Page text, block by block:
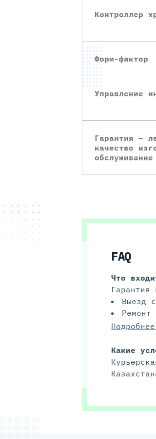
Контроллер
Форм-фактор
Управление
Гарантия –
качество
FAQ
Что
Выезд
Ремонт
Какие